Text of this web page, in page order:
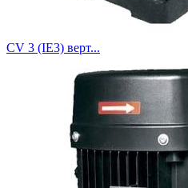
CV 3 (IE3) верт...